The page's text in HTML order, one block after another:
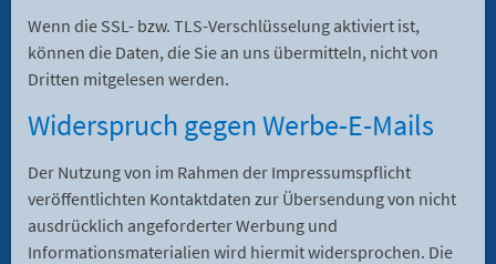
Wenn die SSL- bzw. TLS-Verschlüsselung aktiviert ist,
können die Daten, die Sie an uns übermitteln, nicht von
Dritten mitgelesen werden.
Widerspruch gegen Werbe-E-Mails
Der Nutzung von im Rahmen der Impressumspflicht
veröffentlichten Kontaktdaten zur Übersendung von nicht
ausdrücklich angeforderter Werbung und
Informationsmaterialien wird hiermit widersprochen. Die